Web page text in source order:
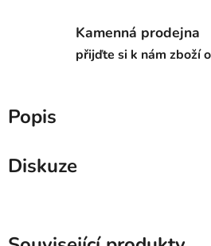
Kamenná prodejna
přijďte si k nám zboží
Popis
Diskuze